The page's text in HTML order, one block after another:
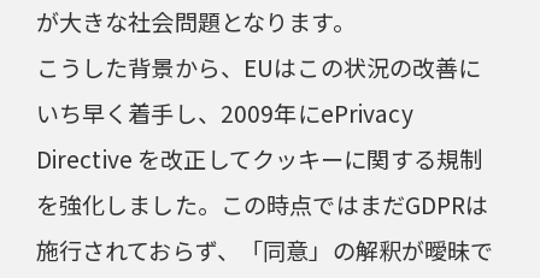
が大きな社会問題となります。
こうした背景から、EUはこの状況の改善に
いち早く着手し、2009年にePrivacy
Directive を改正してクッキーに関する規制
を強化しました。この時点ではまだGDPRは
施行されておらず、「同意」の解釈が曖昧で